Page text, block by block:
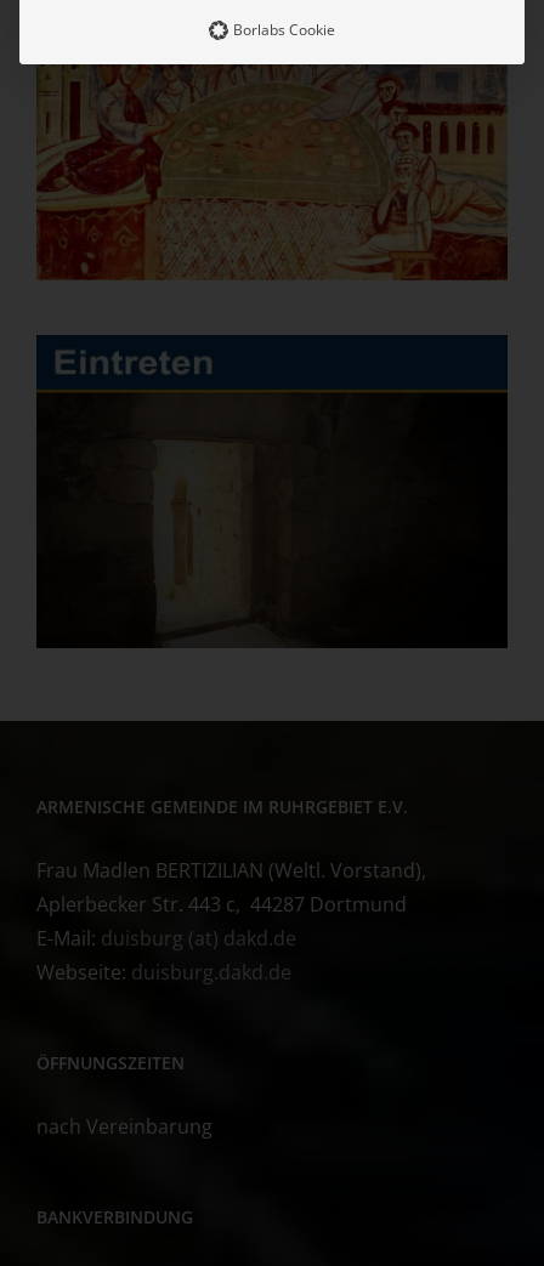
ARMENISCHE GEMEINDE IM RUHRGEBIET E.V.
Frau Madlen BERTIZILIAN (Weltl. Vorstand),
Aplerbecker Str. 443 c, 44287 Dortmund
E-Mail: duisburg (at) dakd.de
Webseite: duisburg.dakd.de
ÖFFNUNGSZEITEN
nach Vereinbarung
BANKVERBINDUNG
Borlabs Cookie